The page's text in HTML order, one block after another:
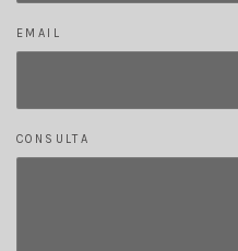
EMAIL
CONSULTA